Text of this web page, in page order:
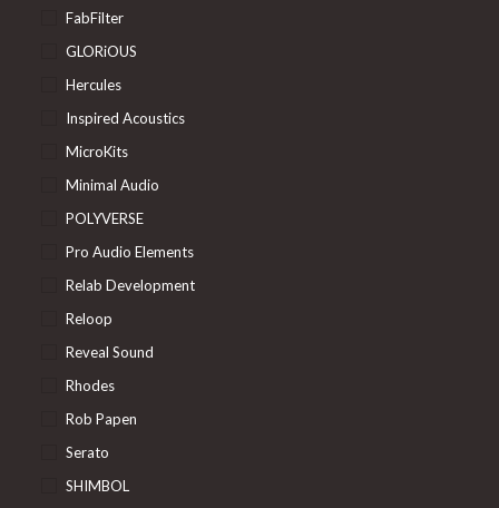
FabFilter
GLORiOUS
Hercules
Inspired Acoustics
MicroKits
Minimal Audio
POLYVERSE
Pro Audio Elements
Relab Development
Reloop
Reveal Sound
Rhodes
Rob Papen
Serato
SHIMBOL